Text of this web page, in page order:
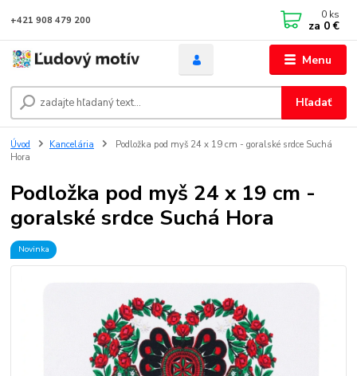
Menu
Hľadať
+421 908 479 200 0 ks
za 0 €
Úvod Kancelária
Podložka pod myš 24 x 19 cm - goralské srdce Suchá
Hora
Podložka pod myš 24 x 19 cm -
goralské srdce Suchá Hora
Novinka